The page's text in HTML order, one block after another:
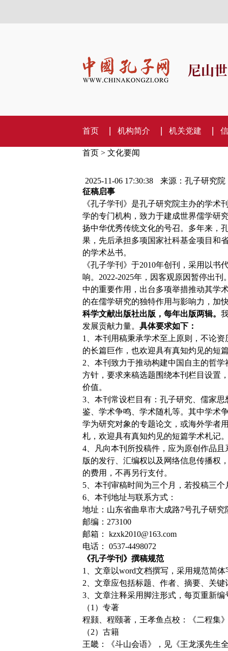
尼山
首页 机构简介 机关党建
首页> 文化要闻
2025-11-06 17:30:38
来源：孔子研究院
征稿启事
《孔子学刊》是孔子研究院主办的学
学的专门机构，致力于建成世界儒学研
扬中华优秀传统文化的号召。多年来，
果，先后承担多项国家社科基金项目和
的学术丛书。
《孔子学刊》于2010年创刊，采用以
响。2022-2025年，因客观原因暂停出
中的重要作用，出台多项举措推动其学
的在儒学研究的独特作用与影响力，加
科学文献出版社出版，每年出版两辑。
发展贡献力量。 具体要求如下：
1、本刊用稿秉承学术至上原则，不论
的长篇巨作，也欢迎具有真知灼见的短
2、本刊致力于推动构建中国自主的哲
方针，要求来稿选题围绕本刊栏目设置
价值。
3、本刊常设栏目有：孔子研究、儒家
鉴、学术争鸣、学术随札等。其中学术
学为研究对象的专题论文，或海外学者
札，欢迎具有真知灼见的短篇学术札记
4、凡向本刊所投稿件，应为原创作品
版的发行、汇编权以及网络信息传播权
的费用，不再另行支付。
5、本刊审稿时间为三个月，若投稿三
6、本刊地址与联系方式：
地址：山东省曲阜市大成路7号孔子研
邮编：273100
邮箱： kzxk2010@163.com
电话： 0537-4498072
《孔子学刊》撰稿规范
1、文章以word文档撰写，采用规范简
2、文章应包括标题、作者、摘要、关键
3、文章注释采用脚注形式，每页重新
（1）专著
程颢、程颐著，王孝鱼点校：《二程集
（2）古籍
王畿：《斗山会语》，见《王龙溪先生